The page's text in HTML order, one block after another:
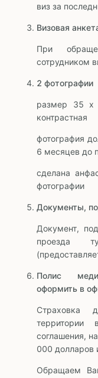
виз за
Визовая
При
сотрудником
2 фотографии
размер 35 x
контрастная
фотография
6 месяцев до
сделана
фотографии
Документы,
Документ,
проезда
Полис
оформить в
Страховка
территории
соглашения,
000
Обращаем